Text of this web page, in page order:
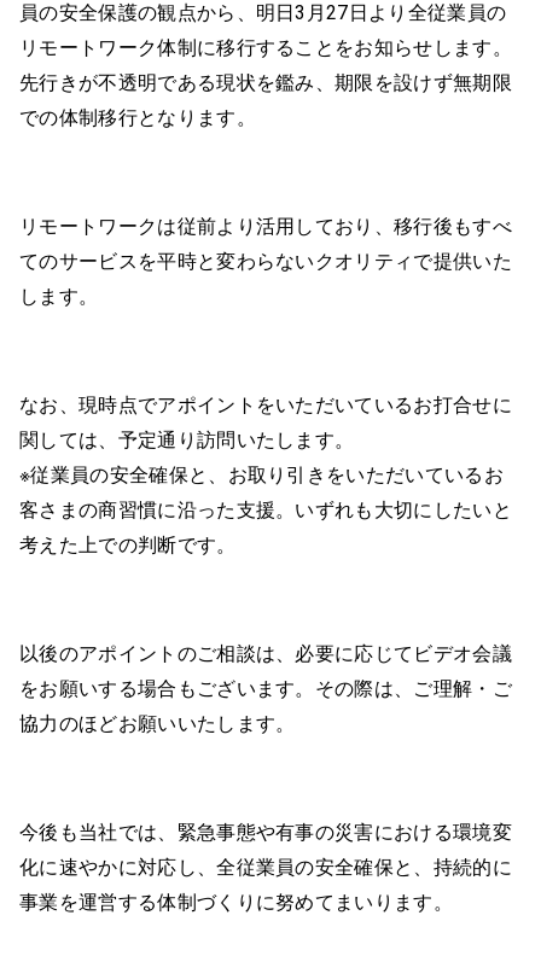
員の安全保護の観点から、明日3月27日より全従業員の
リモートワーク体制に移行することをお知らせします。
先行きが不透明である現状を鑑み、期限を設けず無期限
での体制移行となります。
リモートワークは従前より活用しており、移行後もすべ
てのサービスを平時と変わらないクオリティで提供いた
します。
なお、現時点でアポイントをいただいているお打合せに
関しては、予定通り訪問いたします。
※従業員の安全確保と、お取り引きをいただいているお
客さまの商習慣に沿った支援。いずれも大切にしたいと
考えた上での判断です。
以後のアポイントのご相談は、必要に応じてビデオ会議
をお願いする場合もございます。その際は、ご理解・ご
協力のほどお願いいたします。
今後も当社では、緊急事態や有事の災害における環境変
化に速やかに対応し、全従業員の安全確保と、持続的に
事業を運営する体制づくりに努めてまいります。